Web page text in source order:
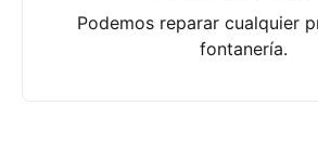
Podemos reparar cualquier
fontanería.